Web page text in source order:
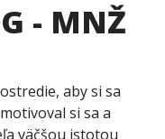
- MNŽ
aby si sa
si sa a
väčšou istotou